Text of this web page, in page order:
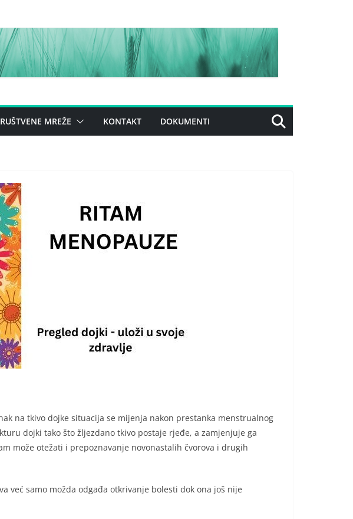
MREŽE KONTAKT DOKUMENTI
na tkivo dojke situacija se mijenja nakon prestanka menstrualnog
dojki tako što žljezdano tkivo postaje rjeđe, a zamjenjuje ga
može otežati i prepoznavanje novonastalih čvorova i drugih
već samo možda odgađa otkrivanje bolesti dok ona još nije